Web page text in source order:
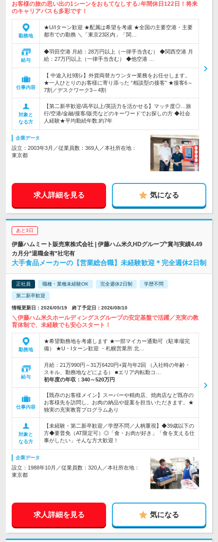
お客様の旅の思い出の1シーンをおもてなしする♪年間休日122日！将来
のキャリアパスも多彩です！
勤務地
★U/Iターン歓迎 ★配属は希望を考慮 ★全国の主要空港・主要
都市での勤務 ＼「東京23区内」「関…
給与
◆羽田空港 月給：28万円以上（一律手当含む） ◆関西空港 月
給：27万円以上（一律手当含む） ◆他空港 …
仕事内容
【 中途入社9割♪】外貨両替カウンター業務をお任せします。
★一人ひとりのお客様に寄り添った “相談型の接客” ★接客6～
7割／デスクワーク3～4割
対象と
なる方
【第二新卒歓迎/高卒以上/英語力を活かせる】マッチ度◎…旅
行/空港/金融/接客/販売などのキーワードでお探しの方 ◆社会
人経験★平均勤続年数:約7年
企業データ
設立：2003年3月／従業員数：369人／本社所在地：
東京都
求人詳細を見る 気になる
あと3日
伊藤ハムミート販売東株式会社 | 伊藤ハム米久HDグループ*賞与実績4.49
カ月分*退職金有*社宅有
大手食品メーカーの【営業総合職】未経験歓迎＊完全週休2日制
正社員 職種・業種未経験OK 完全週休2日制 学歴不問
第二新卒歓迎
情報更新日：2026/05/19 終了予定日：2026/08/10
＼伊藤ハム米久ホールディングスグループの安定基盤で活躍／充実の教
育体制で、未経験でも安心スタート！
勤務地
★希望勤務地を考慮します ★一部マイカー通勤可（駐車場完
備） ★U・Iターン歓迎 ・札幌営業所 北…
給与
月給：21万990円～31万6420円+賞与年2回 （入社時の年齢・
スキル、勤務地などによる） ■エリア内転勤コ…
初年度の年収： 340～520万円
仕事内容
【既存のお客様メイン】スーパーや精肉店、焼肉店など既存の
お客様先を訪問し、お肉の納品や提案を担当いただきます。★
独実の充実教育プログラムあり
対象と
なる方
【未経験・第二新卒歓迎／学歴不問／人柄重視】◆39歳以下の
方◆要普免（AT限定可）◎「食・お肉が好き」「食を支える仕
事がしたい」そんな方大歓迎！
企業データ
設立：1988年10月／従業員数：320人／本社所在地：
東京都
求人詳細を見る 気になる